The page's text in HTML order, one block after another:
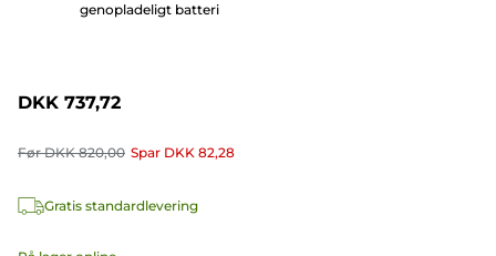
genopladeligt batteri
DKK 737,72
FørDKK 820,00 Spar DKK 82,28
Gratis standardlevering